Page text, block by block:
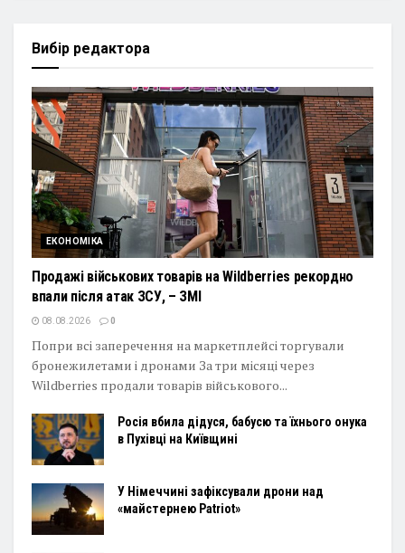
Вибір редактора
ЕКОНОМІКА
Продажі військових товарів на Wildberries рекордно
впали після атак ЗСУ, – ЗМІ
08.08.2026 0
Попри всі заперечення на маркетплейсі торгували
бронежилетами і дронами За три місяці через
Wildberries продали товарів військового...
Росія вбила дідуся, бабусю та їхнього онука
в Пухівці на Київщині
У Німеччині зафіксували дрони над
«майстернею Patriot»